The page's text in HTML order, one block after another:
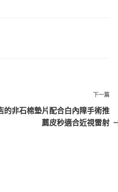
下
一
篇
下一篇
的非石棉墊片配合白內障手術推
薦皮秒適合近視雷射